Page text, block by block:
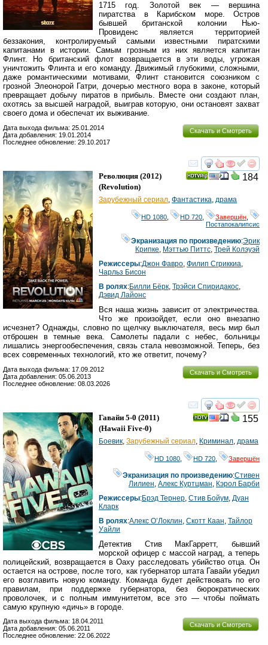
1715 год. Золотой век — вершина
пиратства в Карибском море. Остров
бывшей британской колонии Нью-
Провиденс является территорией
беззакония, контролируемый самыми известными пиратскими
капитанами в истории. Самым грозным из них является капитан
Флинт. Но британский флот возвращается в эти воды, угрожая
уничтожить Флинта и его команду. Движимый глубокими, сложными,
даже романтическими мотивами, Флинт становится союзником с
грозной Элеонорой Гатри, дочерью местного вора в законе, который
превращает добычу пиратов в прибыль. Вместе они создают план,
охотясь за высшей наградой, выиграв которую, они остановят захват
своего дома и обеспечат их выживание.
Скачать и Смотреть
Дата выхода фильма: 25.01.2014
Дата добавления: 19.01.2014
Последнее обновление: 29.10.2017
смотреть
184
Революция (2012)
(Revolution)
Зарубежный сериал, Фантастика, драма
HD 1080 HD 720 Завершён
Постапокалипсис
Экранизация по произведению:Эрик
Крипке, Мэттью Питтс,Трей Колэуэй
Режиссеры:Джон Фавро, Филип Сгриккиа,
Чарльз Бисон
В ролях:Билли Бёрк, Трэйси Спиридакос,
Дэвид Лайонс
Вся наша жизнь зависит от электричества.
Что же произойдет, если оно внезапно
исчезнет? Однажды, словно по щелчку выключателя, весь мир был
отброшен в темные века. Самолеты падали с небес, больницы
лишались энергообеспечения, связь стала невозможной. Теперь, без
всех современных технологий, кто же ответит, почему?
Скачать и Смотреть
Дата выхода фильма: 17.09.2012
Дата добавления: 05.06.2013
Последнее обновление: 08.03.2026
смотреть
155
Гавайи 5-0 (2011)
(Hawaii Five-0)
Боевик Зарубежный сериал Криминал драма
HD 1080 HD 720 Завершён
Экранизация по произведению:Стивен
Лилиен ,Алекс Куртцман Кэрол Барби
Режиссеры:Брэд Тернер Стив Бойум Дуан
Кларк
В ролях:Алекс О’Локлин Скотт Каан Тайлор
Уайли
Детектив Стив МакГарретт, бывший
морской офицер с массой наград, а теперь
полицейский, возвращается в Оаху расследовать убийство отца. Он
остается на острове, после того, как губернатор штата Гавайи убедил
его возглавить новую команду. Команда будет действовать по его
правилам, при поддержке губернатора, без бюрократических
проволочек, и с полным иммунитетом, все это — чтобы поймать
самую крупную «дичь» в городе.
Скачать и Смотреть
Дата выхода фильма: 18.04.2011
Дата добавления: 05.06.2011
Последнее обновление: 22.06.2022